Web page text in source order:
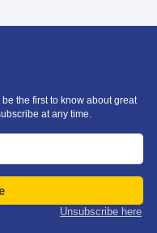
the first to know about great
at any time.
Unsubscribe here